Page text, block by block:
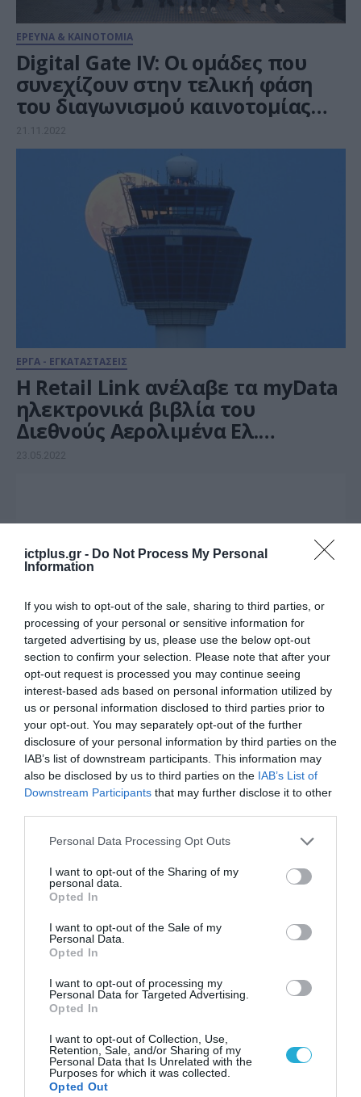
ictplus.gr - Do Not Process My Personal
Information
If you wish to opt-out of the sale, sharing to third parties, or
processing of your personal or sensitive information for
targeted advertising by us, please use the below opt-out
section to confirm your selection. Please note that after your
opt-out request is processed you may continue seeing
interest-based ads based on personal information utilized by
us or personal information disclosed to third parties prior to
your opt-out. You may separately opt-out of the further
disclosure of your personal information by third parties on the
IAB’s list of downstream participants. This information may
also be disclosed by us to third parties on the IAB’s List of
Downstream Participants that may further disclose it to other
Please note that this website/app uses one or more Google
not limited to your visit or usage behaviour. You may click to
grant or deny consent to Google and its third-party tags to
use your data for below specified purposes in below Google
consent section.
Personal Data Processing Opt Outs
I want to opt-out of the Sharing of my
personal data.
Opted In
I want to opt-out of the Sale of my
Personal Data.
Opted In
I want to opt-out of processing my
Personal Data for Targeted Advertising.
Opted In
I want to opt-out of Collection, Use,
Retention, Sale, and/or Sharing of my
Personal Data that Is Unrelated with the
Purposes for which it was collected.
Opted Out
ΕΡΕΥΝΑ & ΚΑΙΝΟΤΟΜΙΑ
Digital Gate IV: Οι ομάδες που
συνεχίζουν στην τελική φάση
του διαγωνισμού καινοτομίας
του ΔΑΑ
21.11.2022
ΕΡΓΑ - ΕΓΚΑΤΑΣΤΑΣΕΙΣ
Η Retail Link ανέλαβε τα myData
ηλεκτρονικά βιβλία του
Διεθνούς Αερολιμένα Ελ.
Βενιζέλος
23.05.2022
ΕΡΓΑ - ΕΓΚΑΤΑΣΤΑΣΕΙΣ
Στην Space Hellas η Ενεργειακή
Διαχείριση του Ελ. Βενιζέλος
08.02.2022
ΣΤΕΛΕΧΗ
O Ριχάρδος Λαμπίρης νέος
πρόεδρος του Διεθνούς
Αερολιμένα Αθηνών
29.09.2021